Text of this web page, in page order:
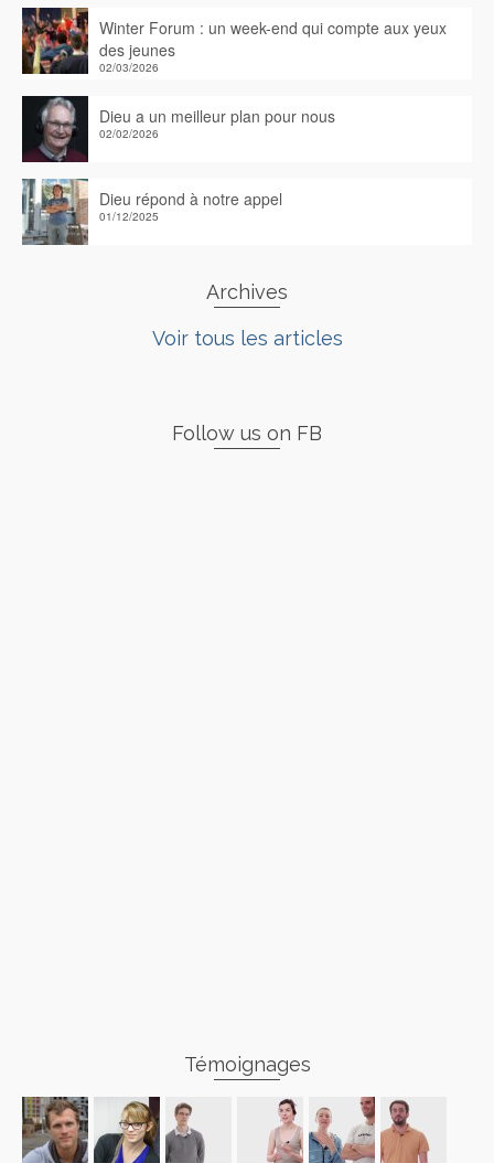
Winter Forum : un week-end qui compte aux yeux
des jeunes
02/03/2026
Dieu a un meilleur plan pour nous
02/02/2026
Dieu répond à notre appel
01/12/2025
Archives
Voir tous les articles
Follow us on FB
Témoignages